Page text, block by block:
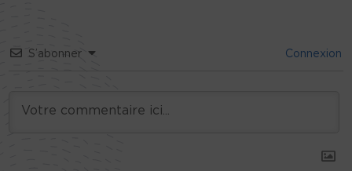
S’abonner Connexion